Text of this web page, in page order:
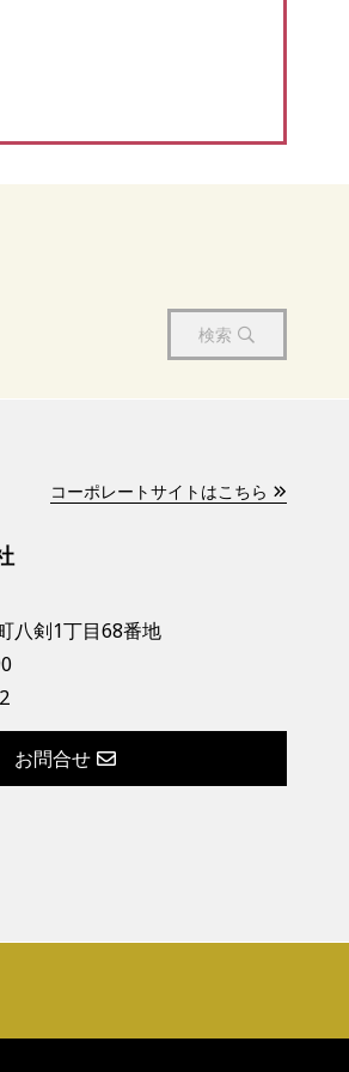
検索
コーポレートサイトはこちら
八剣1丁目68番地
お問合せ